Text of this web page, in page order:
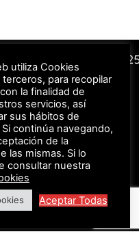
para
Feria
tu
Aviso Legal –
de Privacidad
© Feria Valencia, todos
los derechos reservados
utiliza Cookies
para recopilar
la finalidad de
servicios, así
sus hábitos de
continúa navegando,
de la
las mismas. Si lo
consultar nuestra
Aceptar Todas